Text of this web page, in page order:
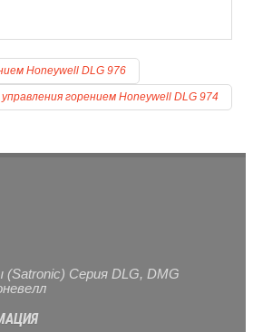
Honeywell DLG 976
горением Honeywell DLG 974
Серия DLG, DMG